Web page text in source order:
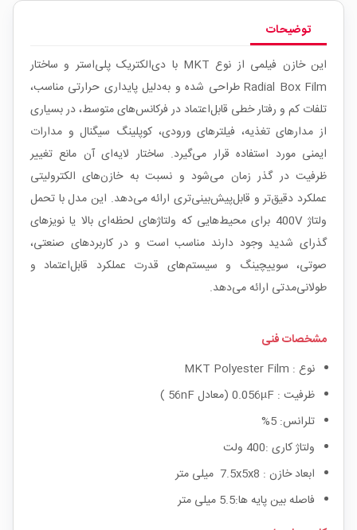
توضیحات
این خازن فیلمی از نوع MKT با دی‌الکتریک پلی‌استر و ساختار
Radial Box Film طراحی شده و به‌دلیل پایداری حرارتی مناسب،
تلفات کم و رفتار خطی قابل‌اعتماد در فرکانس‌های متوسط، در بسیاری
از مدارهای تغذیه، فیلترهای ورودی، کوپلینگ سیگنال و مدارات
ایمنی مورد استفاده قرار می‌گیرد. ساختار لایه‌ای آن مانع تغییر
ظرفیت در گذر زمان می‌شود و نسبت به خازن‌های الکترولیتی
عملکرد دقیق‌تر و قابل‌پیش‌بینی‌تری ارائه می‌دهد. این مدل با تحمل
ولتاژ 400V برای محیط‌هایی که ولتاژهای لحظه‌ای بالا یا نویزهای
گذرای شدید وجود دارند مناسب است و در کاربردهای صنعتی،
صوتی، سوییچینگ و سیستم‌های قدرت عملکرد قابل‌اعتماد و
طولانی‌مدتی ارائه می‌دهد.
مشخصات فنی
نوع : MKT Polyester Film
ظرفیت : 0.056µF (معادل 56nF )
تلرانس: 5%
ولتاژ کاری :400 ولت
ابعاد خازن : 7.5x5x8 میلی متر
فاصله بین پایه ها:5.5 میلی متر